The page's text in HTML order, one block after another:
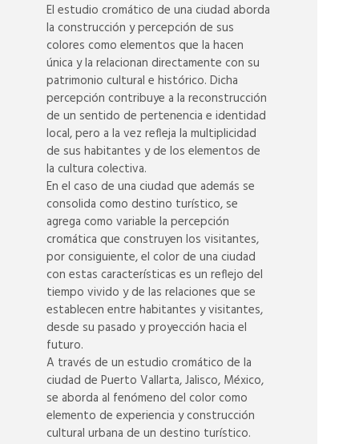
El estudio cromático de una ciudad aborda
la construcción y percepción de sus
colores como elementos que la hacen
única y la relacionan directamente con su
patrimonio cultural e histórico. Dicha
percepción contribuye a la reconstrucción
de un sentido de pertenencia e identidad
local, pero a la vez refleja la multiplicidad
de sus habitantes y de los elementos de
la cultura colectiva.
En el caso de una ciudad que además se
consolida como destino turístico, se
agrega como variable la percepción
cromática que construyen los visitantes,
por consiguiente, el color de una ciudad
con estas características es un reflejo del
tiempo vivido y de las relaciones que se
establecen entre habitantes y visitantes,
desde su pasado y proyección hacia el
futuro.
A través de un estudio cromático de la
ciudad de Puerto Vallarta, Jalisco, México,
se aborda al fenómeno del color como
elemento de experiencia y construcción
cultural urbana de un destino turístico.